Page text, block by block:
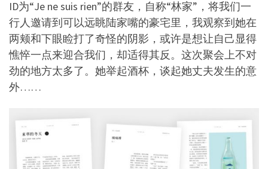
ID为“Je ne suis rien”的群友，自称“林家”，将我们一
行人邀请到可以远眺陆家嘴的豪宅里，我观察到她在
两颊和下眼睑打了奇怪的阴影，或许是想让自己显得
憔悴一点来迎合我们，却适得其反。这次聚会上不对
劲的地方太多了。她举起酒杯，谈起她丈夫发生的意
外……